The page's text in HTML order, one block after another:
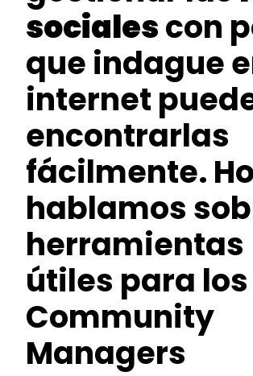
socialescon
que indague
internet
encontrarlas
fácilmente.
hablamos
herramientas
útiles para los
Community
Managers